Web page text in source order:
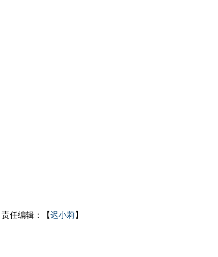
责任编辑：【迟小莉 】